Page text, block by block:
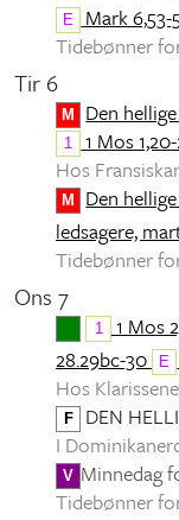
E
Mark 6,53-
Tidebønner
Tir 6
M Den
1 1 Mos
Hos
M
Den
ledsagere,
Tidebønner
Ons 7
1 1 Mos
28.29bc-30
E
Hos
F DEN
I
V Minnedag
Tidebønner